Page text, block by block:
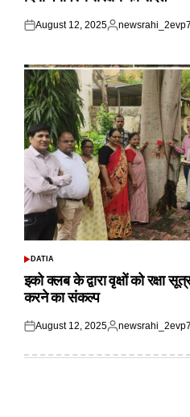
Posted
August 12, 2025
Posted
POSTED
DATIA
इको क्लब के द्वारा वृक्षों को रक्षा
करने का संकल्प
Posted
August 12, 2025
Posted